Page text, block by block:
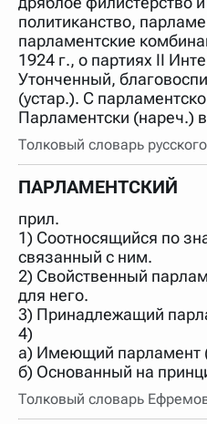
нужно будет нажать на
Для более сложных
указывать несколько слов
написать в строке запроса
"Найти", выведутся все
Пушкине, но не о городе.
В сложных запросах тоже
неизвестные буквы.
слово "***м***ов", в задании
через пробел "поэт".
кавычек). Нажимаем
Порядок словарей можно
словарь вверх или вниз за
названия словаря. Также
словари.
политиканство,
парламентские
1924 г., о партиях II
Утонченный,
(устар.). С
Парламентски (нареч.)
Толковый словарь
ПАРЛАМЕНТСКИЙ
прил.
1) Соотносящийся по
связанный с ним.
2) Свойственный
для него.
3) Принадлежащий
4)
а) Имеющий парламент
б) Основанный на
Толковый словарь